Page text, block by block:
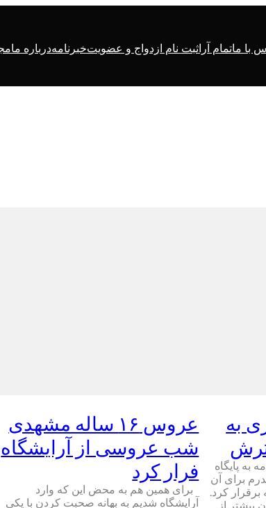
با ماتمام آراثبت نام ازدواج و عضویتخبرنامهدرباره ما
به
به پایگاه
برای آن
کرد.
عروس ۱۶ ساله مشهدی
شب عروسی از آرایشگاه
فرار کرد
برای همین هم به محض این که وارد
آرایشگاه شدیم به بهانه صحبت کردن با یکی